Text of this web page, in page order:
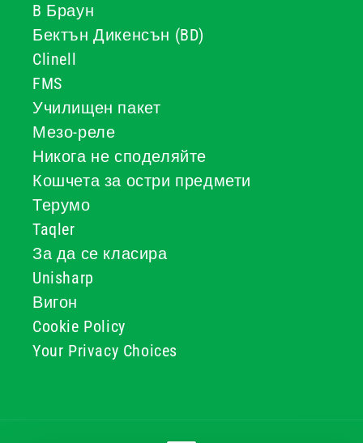
B Браун
Бектън Дикенсън (BD)
Clinell
FMS
Училищен пакет
Мезо-реле
Никога не споделяйте
Кошчета за остри предмети
Терумо
Taqler
За да се класира
Unisharp
Вигон
Cookie Policy
Your Privacy Choices
Начини